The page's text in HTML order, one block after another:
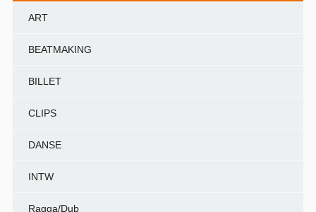
ART
BEATMAKING
BILLET
CLIPS
DANSE
INTW
Ragga/Dub